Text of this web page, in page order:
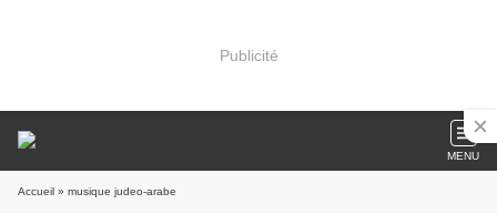
Publicité
MENU
Accueil » musique judeo-arabe